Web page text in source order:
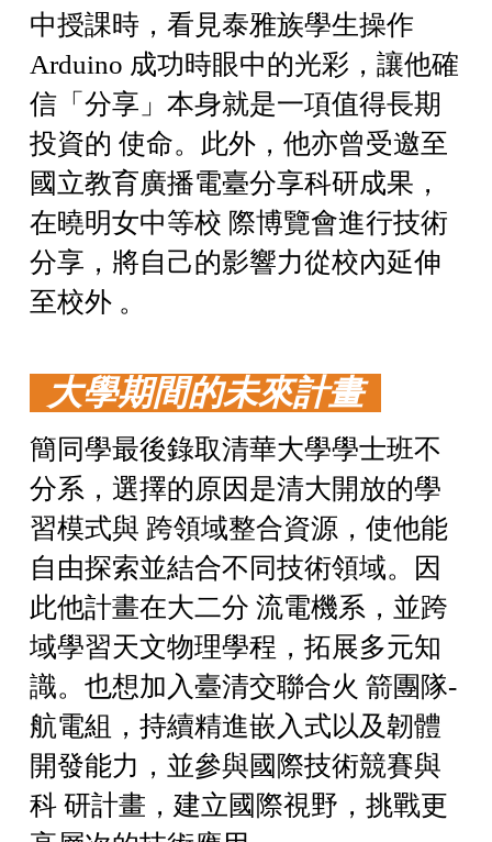
中授課時，看見泰雅族學生操作
Arduino 成功時眼中的光彩，讓他確
信「分享」本身就是一項值得長期
投資的 使命。此外，他亦曾受邀至
國立教育廣播電臺分享科研成果，
在曉明女中等校 際博覽會進行技術
分享，將自己的影響力從校內延伸
至校外 。
大學期間的未來計畫
簡同學最後錄取清華大學學士班不
分系，選擇的原因是清大開放的學
習模式與 跨領域整合資源，使他能
自由探索並結合不同技術領域。因
此他計畫在大二分 流電機系，並跨
域學習天文物理學程，拓展多元知
識。也想加入臺清交聯合火 箭團隊-
航電組，持續精進嵌入式以及韌體
開發能力，並參與國際技術競賽與
科 研計畫，建立國際視野，挑戰更